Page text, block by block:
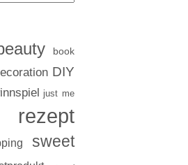
book
DIY
just me
rezept
sweet